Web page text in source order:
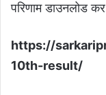
परिणाम डाउनलोड
https://
10th-result/